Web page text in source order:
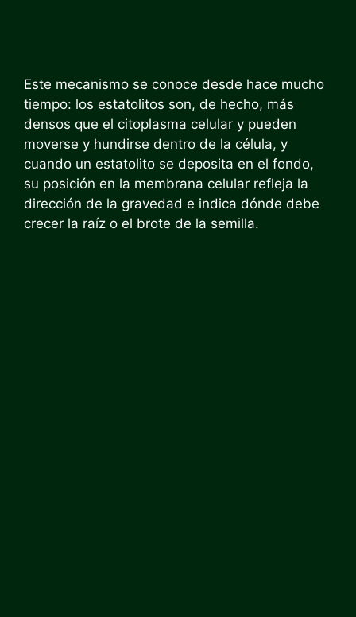
Este mecanismo se conoce desde hace mucho
tiempo: los estatolitos son, de hecho, más
densos que el citoplasma celular y pueden
moverse y hundirse dentro de la célula, y
cuando un estatolito se deposita en el fondo,
su posición en la membrana celular refleja la
dirección de la gravedad e indica dónde debe
crecer la raíz o el brote de la semilla.